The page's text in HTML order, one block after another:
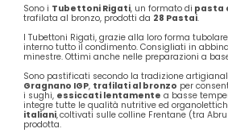
Sono i Tubettoni Rigati, un formato di pasta
trafilata al bronzo, prodotti da 28 Pastai.
I Tubettoni Rigati, grazie alla loro forma
interno tutto il condimento. Consigliati in
minestre. Ottimi anche nelle preparazioni a
Sono pastificati secondo la tradizione
Gragnano IGP, trafilati al bronzo per
i sughi, essiccati lentamente a basse
integre tutte le qualità nutritive ed
italiani,coltivati sulle colline Frentane (tra
prodotta.